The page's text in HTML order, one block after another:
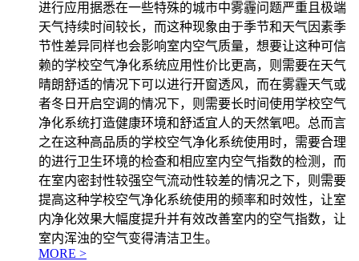
进行应用据悉在一些特殊的城市中雾霾问题严重且极端
天气持续时间较长，而这种现象由于季节和天气因素季
节性差异同样也会影响室内空气质量，想要让这种可信
赖的学校空气净化系统应用性价比更高，则需要在天气
晴朗舒适的情况下可以进行开窗透风，而在雾霾天气或
者冬日开启空调的情况下，则需要长时间使用学校空气
净化系统打造健康环境和舒适宜人的天然氧吧。总而言
之在这种高品质的学校空气净化系统使用时，需要合理
的进行卫生环境的检查和相应室内空气指数的检测，而
在室内密封性较强空气流动性较差的情况之下，则需要
提高这种学校空气净化系统使用的频率和时效性，让室
内净化效果大幅度提升并有效改善室内的空气指数，让
室内浑浊的空气变得清洁卫生。
MORE >